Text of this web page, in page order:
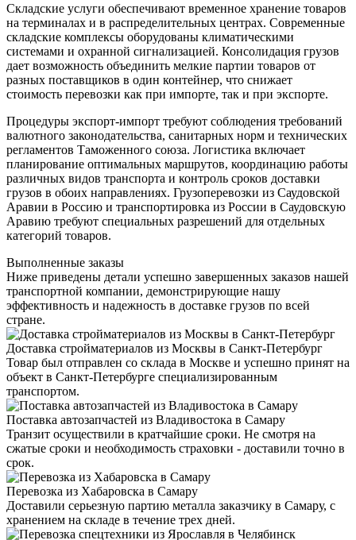
Складские услуги обеспечивают временное хранение товаров
на терминалах и в распределительных центрах. Современные
складские комплексы оборудованы климатическими
системами и охранной сигнализацией. Консолидация грузов
дает возможность объединить мелкие партии товаров от
разных поставщиков в один контейнер, что снижает
стоимость перевозки как при импорте, так и при экспорте.
Процедуры экспорт-импорт требуют соблюдения требований
валютного законодательства, санитарных норм и технических
регламентов Таможенного союза. Логистика включает
планирование оптимальных маршрутов, координацию работы
различных видов транспорта и контроль сроков доставки
грузов в обоих направлениях. Грузоперевозки из Саудовской
Аравии в Россию и транспортировка из России в Саудовскую
Аравию требуют специальных разрешений для отдельных
категорий товаров.
Выполненные заказы
Ниже приведены детали успешно завершенных заказов нашей
транспортной компании, демонстрирующие нашу
эффективность и надежность в доставке грузов по всей
стране.
Доставка стройматериалов из Москвы в Санкт-Петербург
Товар был отправлен со склада в Москве и успешно принят на
объект в Санкт-Петербурге специализированным
транспортом.
Поставка автозапчастей из Владивостока в Самару
Транзит осуществили в кратчайшие сроки. Не смотря на
сжатые сроки и необходимость страховки - доставили точно в
срок.
Перевозка из Хабаровска в Самару
Доставили серьезную партию металла заказчику в Самару, с
хранением на складе в течение трех дней.